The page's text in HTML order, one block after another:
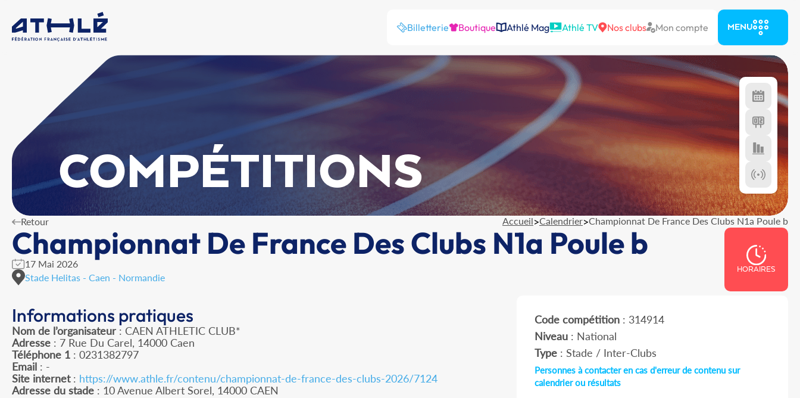
Billetterie Boutique Athlé Mag Athlé TV Nos clubs Mon compte MENU
COMPÉTITIONS
Retour Accueil>Calendrier>Championnat De France Des Clubs N1a Poule b
Championnat De France Des Clubs N1a Poule b
17 Mai 2026
Stade Helitas - Caen - Normandie
HORAIRES
Informations pratiques
Nom de l’organisateur : CAEN ATHLETIC CLUB*
Adresse : 7 Rue Du Carel, 14000 Caen
Téléphone 1 : 0231382797
Email : -
Site internet: https://www.athle.fr/contenu/championnat-de-france-des-clubs-2026/7124
Adresse du stade : 10 Avenue Albert Sorel, 14000 CAEN
Code compétition: 314914
Niveau: National
Type: Stade / Inter-Clubs
Personnes à contacter en cas d'erreur de contenu sur
calendrier ou résultats